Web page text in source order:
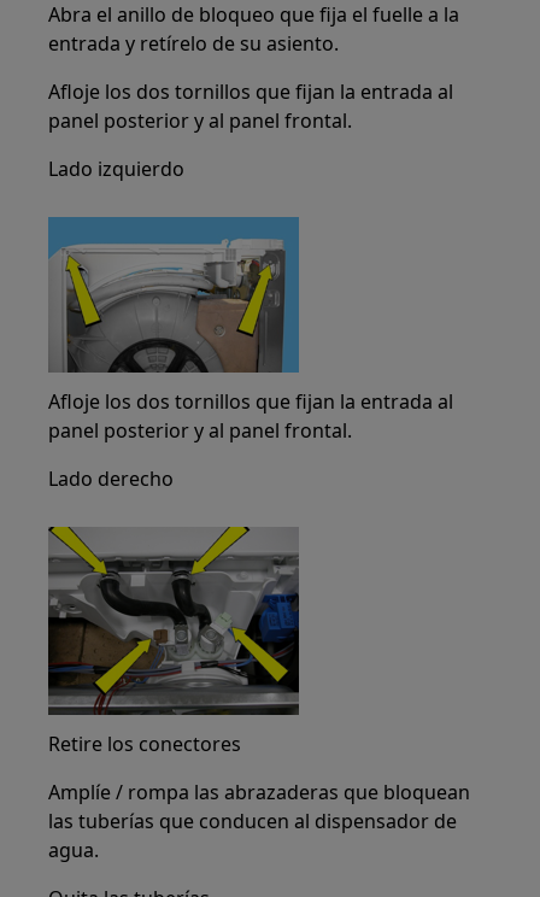
Abra el anillo de bloqueo que fija el fuelle a la
entrada y retírelo de su asiento.
Afloje los dos tornillos que fijan la entrada al
panel posterior y al panel frontal.
Lado izquierdo
Afloje los dos tornillos que fijan la entrada al
panel posterior y al panel frontal.
Lado derecho
Retire los conectores
Amplíe / rompa las abrazaderas que bloquean
las tuberías que conducen al dispensador de
agua.